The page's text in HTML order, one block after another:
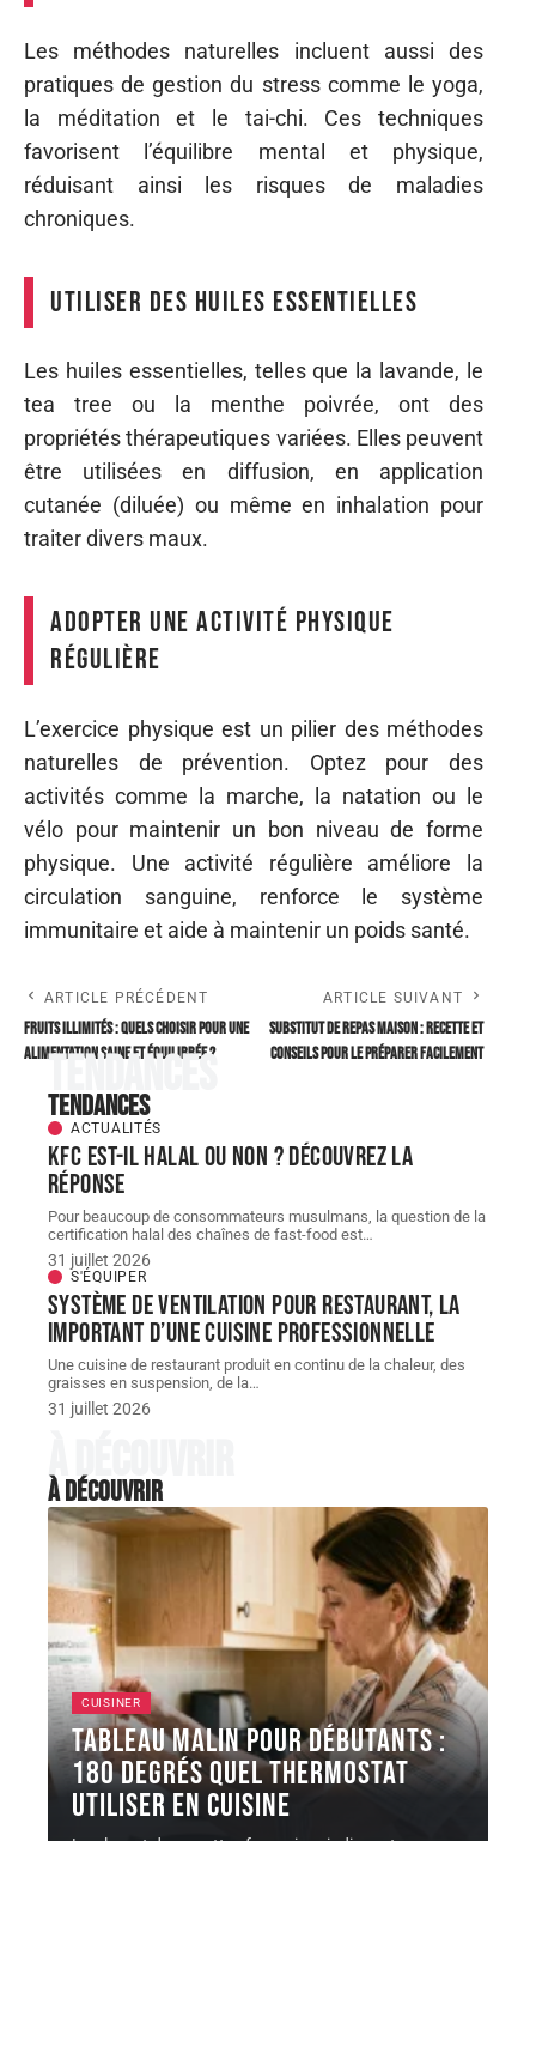
Les méthodes naturelles incluent aussi des
pratiques de gestion du stress comme le yoga,
la méditation et le tai-chi. Ces techniques
favorisent l’équilibre mental et physique,
réduisant ainsi les risques de maladies
chroniques.
Utiliser des huiles essentielles
Les huiles essentielles, telles que la lavande, le
tea tree ou la menthe poivrée, ont des
propriétés thérapeutiques variées. Elles peuvent
être utilisées en diffusion, en application
cutanée (diluée) ou même en inhalation pour
traiter divers maux.
Adopter une activité physique
régulière
L’exercice physique est un pilier des méthodes
naturelles de prévention. Optez pour des
activités comme la marche, la natation ou le
vélo pour maintenir un bon niveau de forme
physique. Une activité régulière améliore la
circulation sanguine, renforce le système
immunitaire et aide à maintenir un poids santé.
ARTICLE PRÉCÉDENT
Fruits illimités : quels choisir pour une
alimentation saine et équilibrée ?
ARTICLE SUIVANT
Substitut de repas maison : recette et
conseils pour le préparer facilement
Tendances
Tendances
ACTUALITÉS
KFC est-il halal ou non ? Découvrez la
réponse
Pour beaucoup de consommateurs musulmans, la question de la
certification halal des chaînes de fast-food est…
31 juillet 2026
S'ÉQUIPER
Système de ventilation pour restaurant, la
important d’une cuisine professionnelle
Une cuisine de restaurant produit en continu de la chaleur, des
graisses en suspension, de la…
31 juillet 2026
À découvrir
À découvrir
CUISINER
Tableau malin pour débutants :
180 degrés quel thermostat
utiliser en cuisine
La plupart des recettes françaises indiquent une